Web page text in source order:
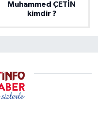
Muhammed ÇETİN
kimdir ?